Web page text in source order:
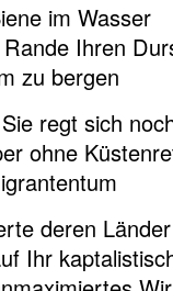
im Wasser
Ihren
zu bergen
regt sich
ohne
deren Länder
Ihr